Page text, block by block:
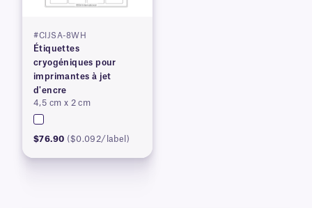
#CIJSA-8WH
Étiquettes
cryogéniques pour
imprimantes à jet
d'encre
4,5 cm x 2 cm
$76.90 ($0.092/label)